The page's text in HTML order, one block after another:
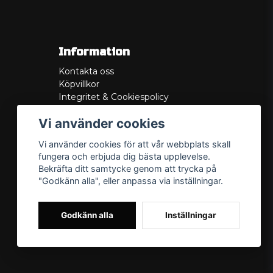
Information
Kontakta oss
Köpvillkor
Integritet & Cookiespolicy
Service/Garanti
Lådritning
Om oss
Vi använder cookies
Vi använder cookies för att vår webbplats skall
fungera och erbjuda dig bästa upplevelse.
Bekräfta ditt samtycke genom att trycka på
"Godkänn alla", eller anpassa via inställningar.
Godkänn alla Inställningar